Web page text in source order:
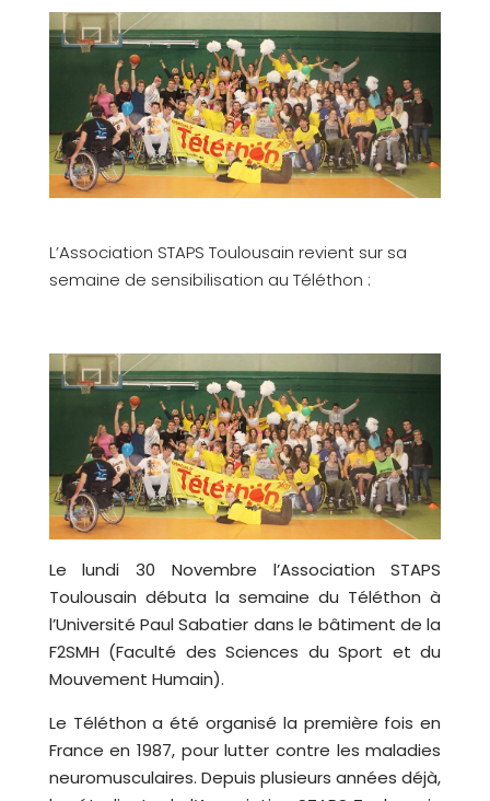
L’Association STAPS Toulousain revient sur sa
semaine de sensibilisation au Téléthon :
Le lundi 30 Novembre l’Association STAPS
Toulousain débuta la semaine du Téléthon à
l’Université Paul Sabatier dans le bâtiment de la
F2SMH (Faculté des Sciences du Sport et du
Mouvement Humain).
Le Téléthon a été organisé la première fois en
France en 1987, pour lutter contre les maladies
neuromusculaires. Depuis plusieurs années déjà,